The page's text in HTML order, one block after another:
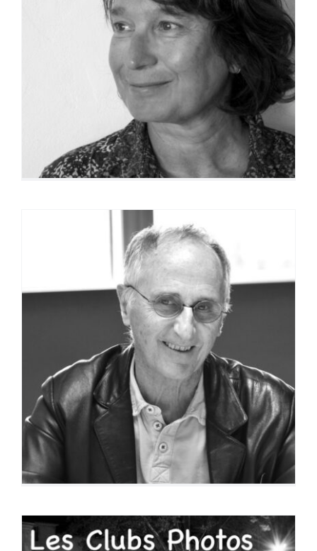
Valmo
Christophe Grenier